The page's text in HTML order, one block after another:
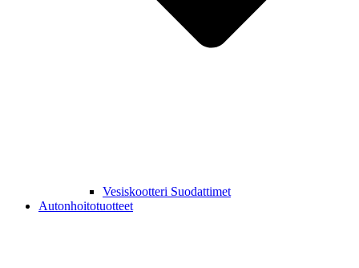
Vesiskootteri Suodattimet
Autonhoitotuotteet